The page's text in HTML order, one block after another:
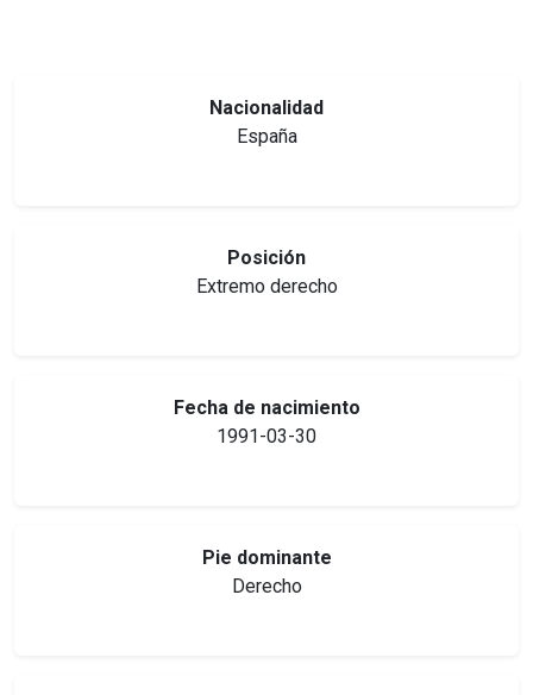
Nacionalidad
España
Posición
Extremo derecho
Fecha de nacimiento
1991-03-30
Pie dominante
Derecho